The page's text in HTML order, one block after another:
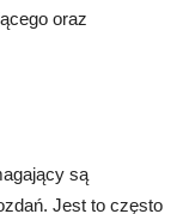
oraz
są
Jest to często